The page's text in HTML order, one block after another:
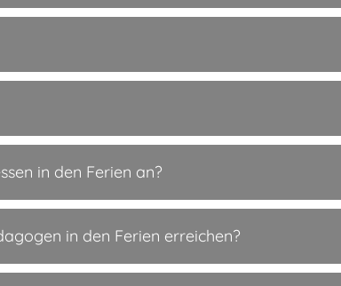
in den Ferien an?
in den Ferien erreichen?